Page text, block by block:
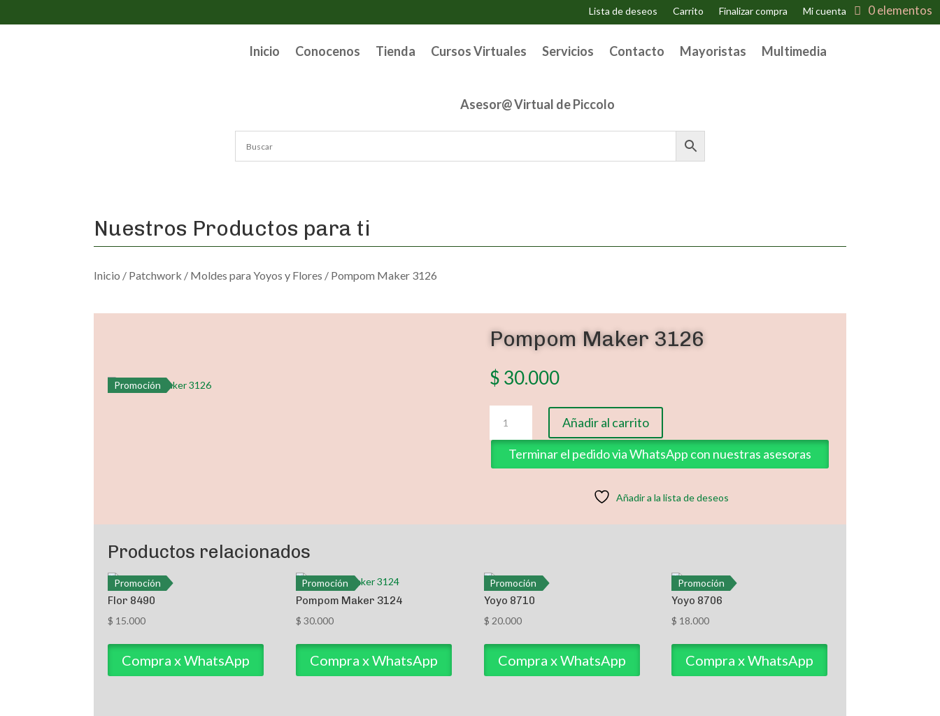
Lista de deseos Carrito Finalizar compra Mi cuenta 0 elementos
Inicio Conocenos Tienda Cursos Virtuales Servicios Contacto Mayoristas Multimedia
Asesor@ Virtual de Piccolo
Nuestros Productos para ti
Inicio / Patchwork / Moldes para Yoyos y Flores / Pompom Maker 3126
Promoción
Pompom Maker 3126
$ 30.000
Maker
3126
cantidad
Añadir al carrito
Terminar el pedido via WhatsApp con nuestras asesoras
Añadir a la lista de deseos
Productos relacionados
Promoción
Flor 8490
$ 15.000
Compra x WhatsApp
Promoción
Pompom Maker 3124
$ 30.000
Compra x WhatsApp
Promoción
Yoyo 8710
$ 20.000
Compra x WhatsApp
Promoción
Yoyo 8706
$ 18.000
Compra x WhatsApp